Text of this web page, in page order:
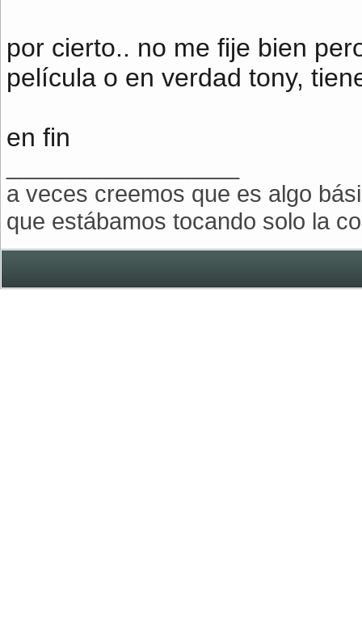
por cierto.. no me fije bien
película o en verdad tony,
en fin
a veces creemos que es algo
que estábamos tocando solo la